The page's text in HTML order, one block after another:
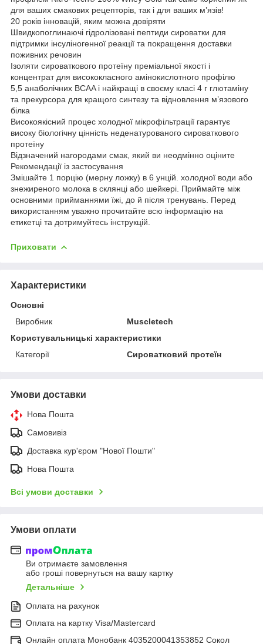
для ваших смакових рецепторів, так і для ваших м’язів!
20 років інновацій, яким можна довіряти
Швидкопоглинаючі гідролізовані пептиди сироватки для
підтримки інсуліногенної реакції та покращення доставки
поживних речовин
Ізоляти сироваткового протеїну преміальної якості і
концентрат для висококласного амінокислотного профілю
5,5 анаболічних BCAA і найкращі в своєму класі 4 г глютаміну
та прекурсора для кращого синтезу та відновлення м’язового
білка
Високоякісний процес холодної мікрофільтрації гарантує
високу біологічну цінність неденатурованого сироваткового
протеїну
Відзначений нагородами смак, який ви неодмінно оціните
Рекомендації із застосування
Змішайте 1 порцію (мерну ложку) в 6 унцій. холодної води або
знежиреного молока в склянці або шейкері. Приймайте між
основними прийманнями їжі, до й після тренувань. Перед
використанням уважно прочитайте всю інформацію на
етикетці та дотримуйтесь інструкцій.
Приховати
Характеристики
Основні
Виробник
Muscletech
Користувальницькі характеристики
Категорії
Сироватковий протеїн
Умови доставки
Нова Пошта
Самовивіз
Доставка кур'єром "Нової Пошти"
Нова Пошта
Всі умови доставки
Умови оплати
Ви отримаєте замовлення
або гроші повернуться на вашу картку
Детальніше
Оплата на рахунок
Оплата на картку Visa/Mastercard
Онлайн оплата Монобанк 4035200041353852 Сокол